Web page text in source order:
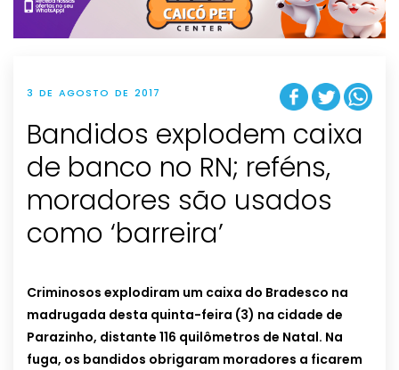
o
n
3 DE AGOSTO DE 2017
Bandidos explodem caixa
de banco no RN; reféns,
moradores são usados
como ‘barreira’
Criminosos explodiram um caixa do Bradesco na
madrugada desta quinta-feira (3) na cidade de
Parazinho, distante 116 quilômetros de Natal. Na
fuga, os bandidos obrigaram moradores a ficarem